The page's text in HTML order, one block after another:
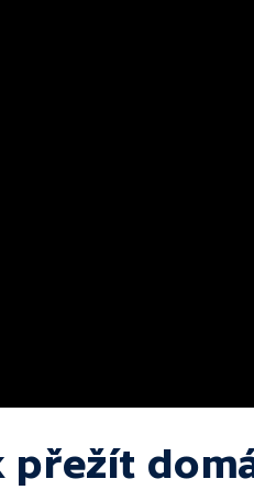
přežít